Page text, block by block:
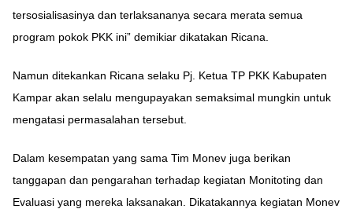
tersosialisasinya dan terlaksananya secara merata semua
program pokok PKK ini” demikiar dikatakan Ricana.
Namun ditekankan Ricana selaku Pj. Ketua TP PKK Kabupaten
Kampar akan selalu mengupayakan semaksimal mungkin untuk
mengatasi permasalahan tersebut.
Dalam kesempatan yang sama Tim Monev juga berikan
tanggapan dan pengarahan terhadap kegiatan Monitoting dan
Evaluasi yang mereka laksanakan. Dikatakannya kegiatan Monev